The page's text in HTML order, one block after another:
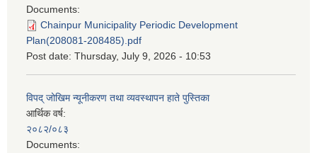
Documents:
Chainpur Municipality Periodic Development
Plan(208081-208485).pdf
Post date: Thursday, July 9, 2026 - 10:53
विपद् जोखिम न्यूनीकरण तथा व्यवस्थापन हाते पुस्तिका
आर्थिक वर्ष:
२०८२/०८३
Documents: